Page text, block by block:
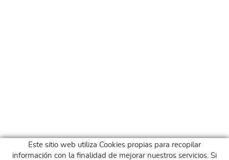
Este sitio web utiliza Cookies propias para recopilar
información con la finalidad de mejorar nuestros servicios. Si